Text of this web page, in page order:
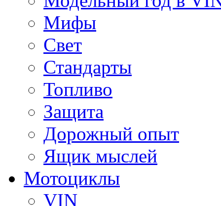
Мифы
Свет
Стандарты
Топливо
Защита
Дорожный опыт
Ящик мыслей
Мотоциклы
VIN